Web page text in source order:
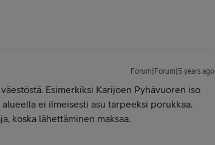
Forum|Forum|5 years ago
Esimerkiksi Karijoen Pyhävuoren iso
ei ilmeisesti asu tarpeeksi porukkaa.
koska lähettäminen maksaa.